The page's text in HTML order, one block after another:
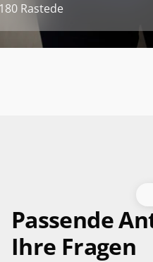
Rastede
Passende
Ihre Fragen